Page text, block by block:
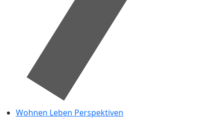
Wohnen Leben Perspektiven